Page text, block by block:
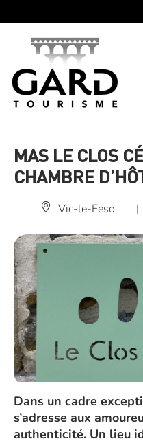
MAS LE CLOS
CHAMBRE
Vic-le-Fesq |
Dans un cadre
s’adresse aux
authenticité. Un lieu